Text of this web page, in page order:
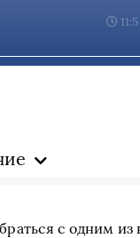
с одним